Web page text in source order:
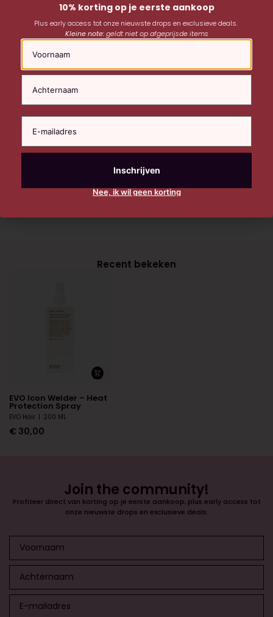
Recent bekeken
EVO Icon Welder – Heat
Protection Spray
EVO Hair 200 ML
€ 30,00
Join the community!
Profiteer direct van korting op je eerste aankoop, plus early access tot
onze nieuwste drops en exclusieve deals.
10% korting op je eerste aankoop
Plus early access tot onze nieuwste drops en exclusieve deals.
Kleine note:geldt niet op afgeprijsde items
Nee, ik wil geen korting